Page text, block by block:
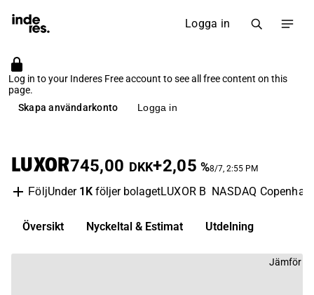
Logga in
Log in to your Inderes Free account to see all free content on this
page.
Skapa användarkonto
Logga in
LUXOR745,00 DKK+2,05 %8/7, 2:55 PM
FöljUnder 1K följer bolagetLUXOR B NASDAQ
Översikt Nyckeltal & Estimat Utdelning
Jämför